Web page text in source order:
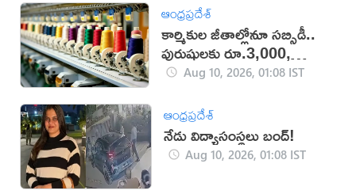
ఆంధ్రప్రదేశ్
కార్మికుల జీతాల్లోనూ సబ్సిడీ..
పురుషులకు రూ.3,000,
మహిళలకు రూ.3,500
Aug 10, 2026, 01:08 IST
ఆంధ్రప్రదేశ్
నేడు విద్యాసంస్థలు బంద్!
Aug 10, 2026, 01:08 IST